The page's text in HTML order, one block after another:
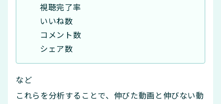
視聴完了率
いいね数
コメント数
シェア数
など
これらを分析することで、伸びた動画と伸びない動